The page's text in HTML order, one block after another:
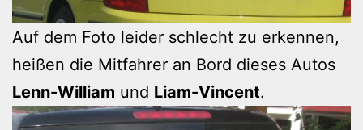
Auf dem Foto leider schlecht zu erkennen,
heißen die Mitfahrer an Bord dieses Autos
Lenn-William und Liam-Vincent.